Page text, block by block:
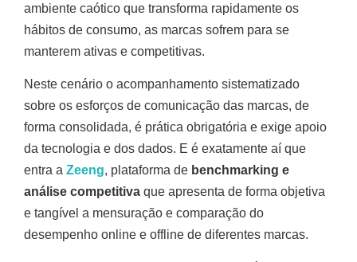
ambiente caótico que transforma rapidamente os
hábitos de consumo, as marcas sofrem para se
manterem ativas e competitivas.
Neste cenário o acompanhamento sistematizado
sobre os esforços de comunicação das marcas, de
forma consolidada, é prática obrigatória e exige apoio
da tecnologia e dos dados. E é exatamente aí que
entra a Zeeng, plataforma de benchmarking e
análise competitiva que apresenta de forma objetiva
e tangível a mensuração e comparação do
desempenho online e offline de diferentes marcas.